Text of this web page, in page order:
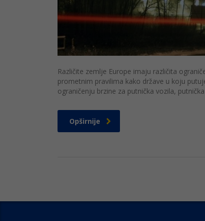
Različite zemlje Europe imaju različita
prometnim pravilima kako države u koju
ograničenju brzine za putnička vozila,
Opširnije